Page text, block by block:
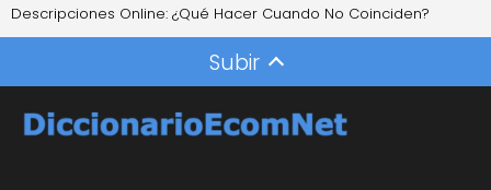
Descripciones Online: ¿Qué Hacer Cuando No Coinciden?
Subir